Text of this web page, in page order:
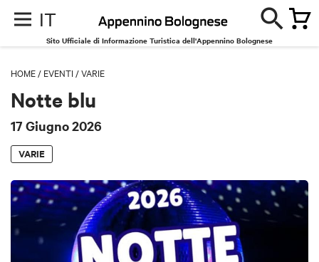
IT
Sito Ufficiale di Informazione Turistica dell'Appennino Bolognese
HOME / EVENTI /VARIE
Notte blu
17 Giugno 2026
VARIE